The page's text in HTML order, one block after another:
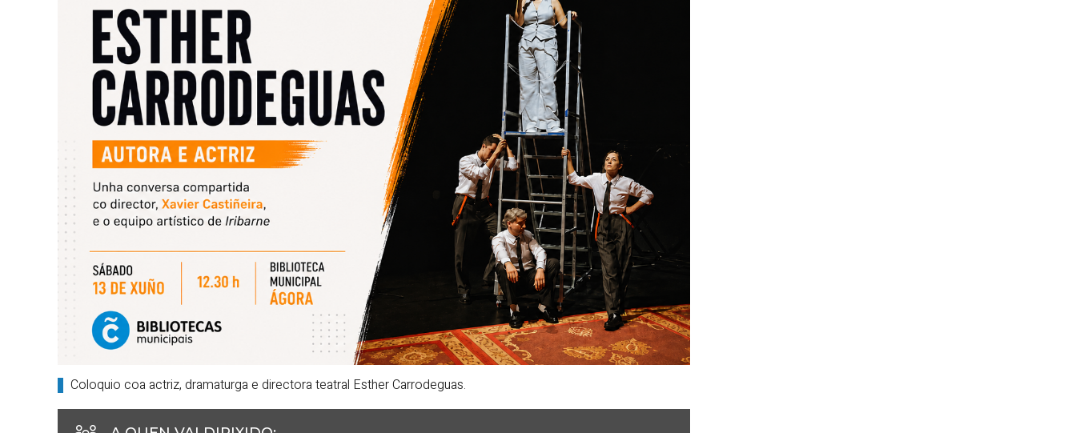
Coloquio coa actriz, dramaturga e directora teatral Esther Carrodeguas.